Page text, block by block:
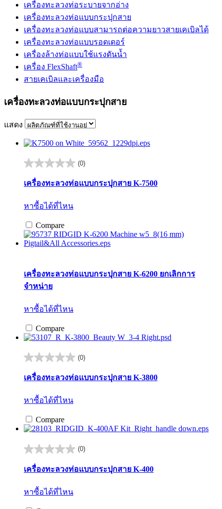
เครื่องทะลวงท่อระบายจากอ่าง
เครื่องทะลวงท่อแบบกระปุกสาย
เครื่องทะลวงท่อแบบสามารถต่อความยาวสายเคเบิลได้
เครื่องทะลวงท่อแบบรอดเดอร์
เครื่องล้างท่อแบบใช้แรงดันน้ำ
เครื่อง FlexShaft®
สายเคเบิลและเครื่องมือ
เครื่องทะลวงท่อแบบกระปุกสาย
แสดง
(0)
0.0
จาก
5
ดาว
เครื่องทะลวงท่อแบบกระปุกสาย K-7500
หาซื้อได้ที่ไหน
Compare
เครื่องทะลวงท่อแบบกระปุกสาย K-6200 ยกเลิกการ
จำหน่าย
หาซื้อได้ที่ไหน
Compare
(0)
0.0
จาก
5
ดาว
เครื่องทะลวงท่อแบบกระปุกสาย K-3800
หาซื้อได้ที่ไหน
Compare
(0)
0.0
จาก
5
ดาว
เครื่องทะลวงท่อแบบกระปุกสาย K-400
หาซื้อได้ที่ไหน